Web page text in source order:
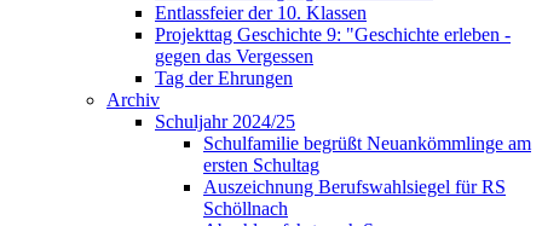
Entlassfeier der 10. Klassen
Projekttag Geschichte 9: "Geschichte erleben -
gegen das Vergessen
Tag der Ehrungen
Archiv
Schuljahr 2024/25
Schulfamilie begrüßt Neuankömmlinge am
ersten Schultag
Auszeichnung Berufswahlsiegel für RS
Schöllnach